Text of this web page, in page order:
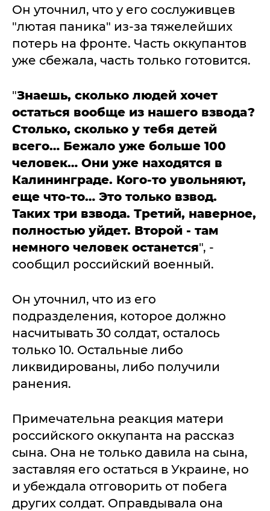
Он уточнил, что у его сослуживцев
"лютая паника" из-за тяжелейших
потерь на фронте. Часть оккупантов
уже сбежала, часть только готовится.
"Знаешь, сколько людей хочет
остаться вообще из нашего взвода?
Столько, сколько у тебя детей
всего… Бежало уже больше 100
человек… Они уже находятся в
Калининграде. Кого-то увольняют,
еще что-то… Это только взвод.
Таких три взвода. Третий, наверное,
полностью уйдет. Второй - там
немного человек останется", -
сообщил российский военный.
Он уточнил, что из его
подразделения, которое должно
насчитывать 30 солдат, осталось
только 10. Остальные либо
ликвидированы, либо получили
ранения.
Примечательна реакция матери
российского оккупанта на рассказ
сына. Она не только давила на сына,
заставляя его остаться в Украине, но
и убеждала отговорить от побега
других солдат. Оправдывала она